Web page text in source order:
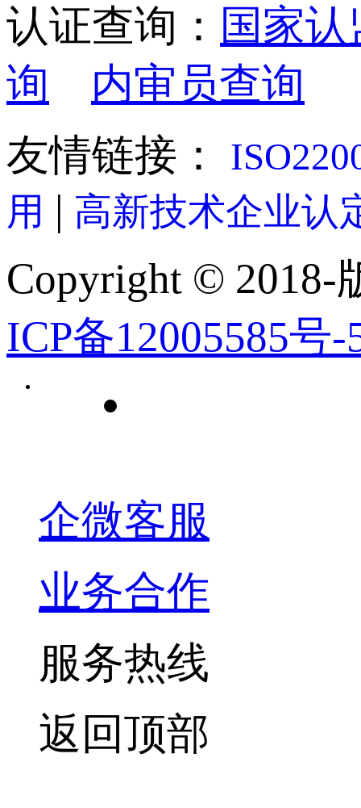
认证查询： 国家
询
内审员查询
友情链接：
用 | 高新技术企业认
Copyright © 2018-
ICP备12005585号-
企微客服
业务合作
服务热线
返回顶部